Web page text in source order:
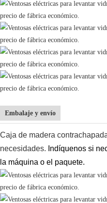
Embalaje y envío
Caja de madera
necesidades. Indíquenos si
la máquina o el paquete.